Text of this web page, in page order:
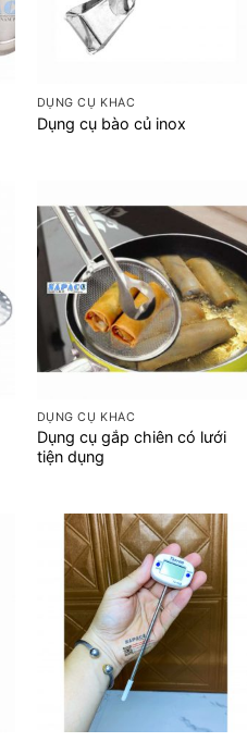
DỤNG CỤ KHÁC
Dụng cụ bào củ inox
DỤNG CỤ KHÁC
Dụng cụ gắp chiên có lưới
tiện dụng